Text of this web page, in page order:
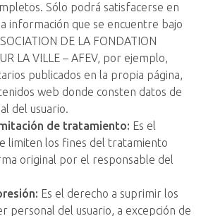
Sólo podrá satisfacerse en
información que se encuentre bajo
DE LA FONDATION
LA VILLE – AFEV, por ejemplo,
publicados en la propia página,
web donde consten datos de
del usuario.
de tratamiento: Es el
limiten los fines del tratamiento
original por el responsable del
Es el derecho a suprimir los
personal del usuario, a excepción de